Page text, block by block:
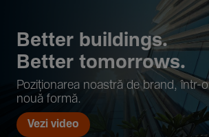
Better buil­dings.
Better tomor­rows.
Pozi­țio­narea noastră de brand, într-o
nouă formă.
Vezi video